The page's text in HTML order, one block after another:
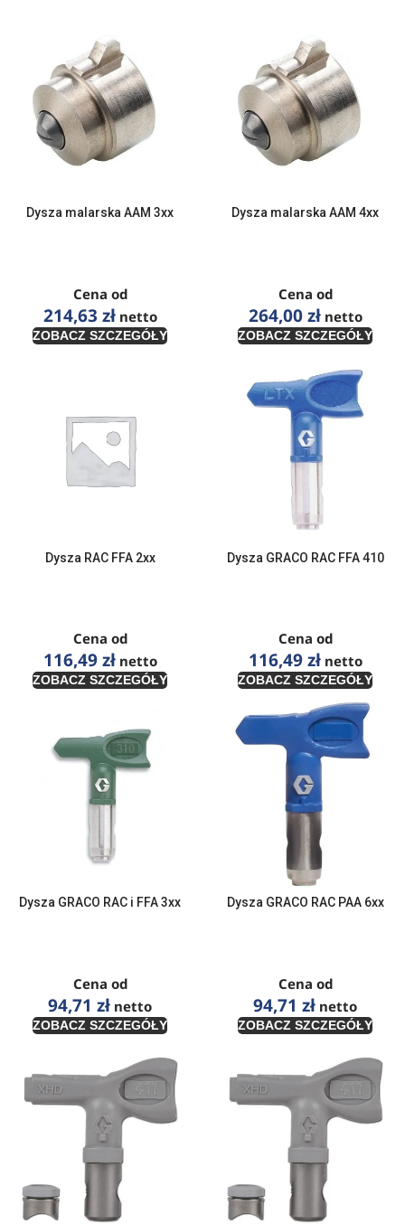
Dysza malarska AAM 3xx
Cena od
214,63 złnetto
ZOBACZ SZCZEGÓŁY
Dysza malarska AAM 4xx
Cena od
264,00złnetto
ZOBACZ SZCZEGÓŁY
Dysza RAC FFA 2xx
Cena od
116,49złnetto
ZOBACZ SZCZEGÓŁY
Dysza GRACO RAC FFA 410
Cena od
116,49złnetto
ZOBACZ SZCZEGÓŁY
Dysza GRACO RAC i FFA 3xx
Cena od
94,71 zł netto
ZOBACZ SZCZEGÓŁY
Dysza GRACO RAC PAA 6xx
Cena od
94,71 zł netto
ZOBACZ SZCZEGÓŁY